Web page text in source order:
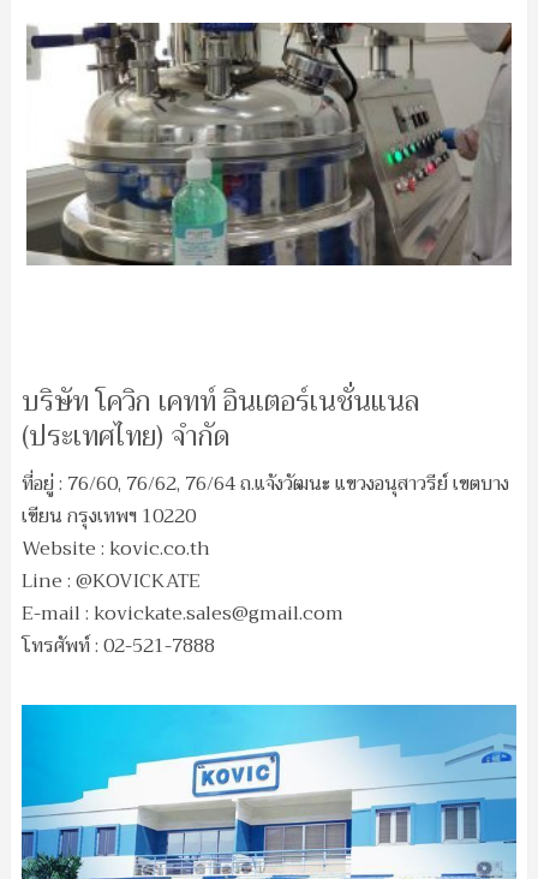
บริษัท โควิก เคทท์ อินเตอร์เนชั่นแนล
(ประเทศไทย) จำกัด
ที่อยู่ : 76/60, 76/62, 76/64 ถ.แจ้งวัฒนะ แขวงอนุสาวรีย์ เขตบาง
เขียน กรุงเทพฯ 10220
Website : kovic.co.th
Line : @KOVICKATE
E-mail :kovickate.sales@gmail.com
โทรศัพท์ : 02-521-7888